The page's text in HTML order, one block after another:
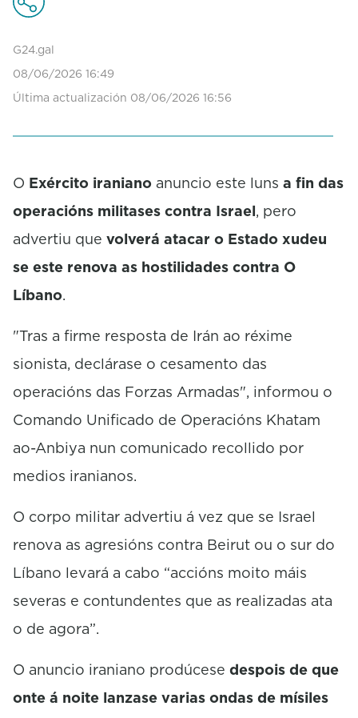
G24.gal
08/06/2026 16:49
Última actualización 08/06/2026 16:56
O Exército iraniano anuncio este luns a fin das
operacións militases contra Israel, pero
advertiu que volverá atacar o Estado xudeu
se este renova as hostilidades contra O
Líbano.
"Tras a firme resposta de Irán ao réxime
sionista, declárase o cesamento das
operacións das Forzas Armadas", informou o
Comando Unificado de Operacións Khatam
ao-Anbiya nun comunicado recollido por
medios iranianos.
O corpo militar advertiu á vez que se Israel
renova as agresións contra Beirut ou o sur do
Líbano levará a cabo “accións moito máis
severas e contundentes que as realizadas ata
o de agora”.
O anuncio iraniano prodúcese despois de que
onte á noite lanzase varias ondas de mísiles